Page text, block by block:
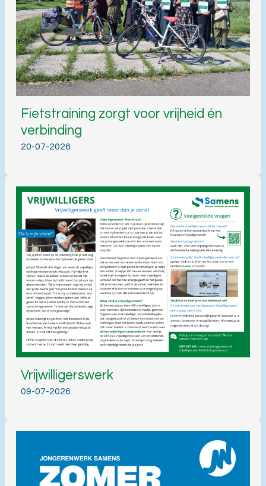
Fietstraining zorgt voor vrijheid én
verbinding
20-07-2026
Vrijwilligerswerk
09-07-2026